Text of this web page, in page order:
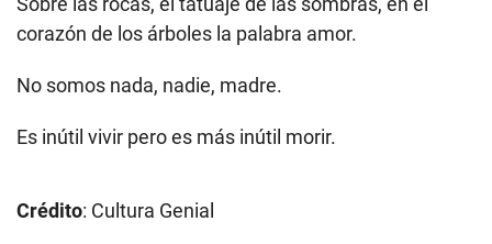
corazón de los árboles la palabra amor.
No somos nada, nadie, madre.
Es inútil vivir pero es más inútil morir.
Crédito: Cultura Genial